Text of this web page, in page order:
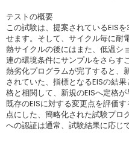
テストの概要
この試験は、提案されているEIS
せます。そして、サイクル毎に耐
熱サイクルの後にはまた、低温シ
連の環境条件にサンプルをさらす
熱劣化プログラムが完了すると、
されていた、指標となるEISの結
格と相関して、新規のEISへ定格が
既存のEISに対する変更点を評価
点にした、簡略化された試験プロ
への認証は通常、試験結果に応じ